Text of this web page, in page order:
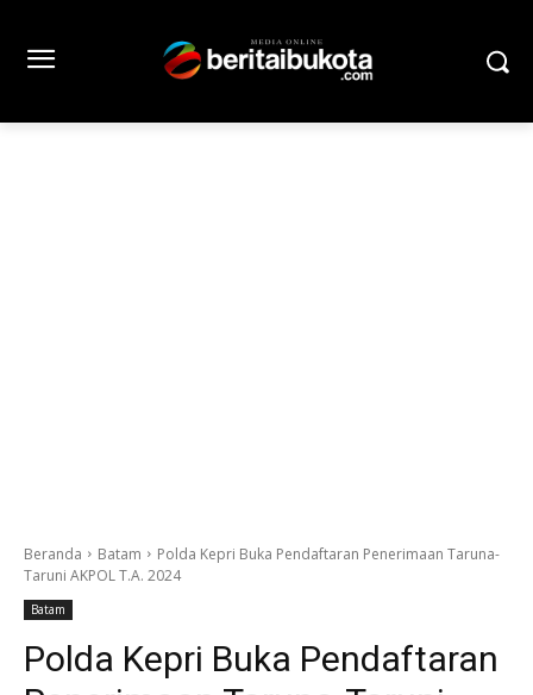
Beranda Batam
Polda Kepri Buka Pendaftaran Penerimaan Taruna-
Taruni AKPOL T.A. 2024
Batam
Polda Kepri Buka Pendaftaran